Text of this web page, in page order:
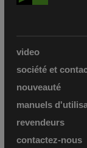
video
société et
nouveauté
manuels
revendeurs
contactez-nous